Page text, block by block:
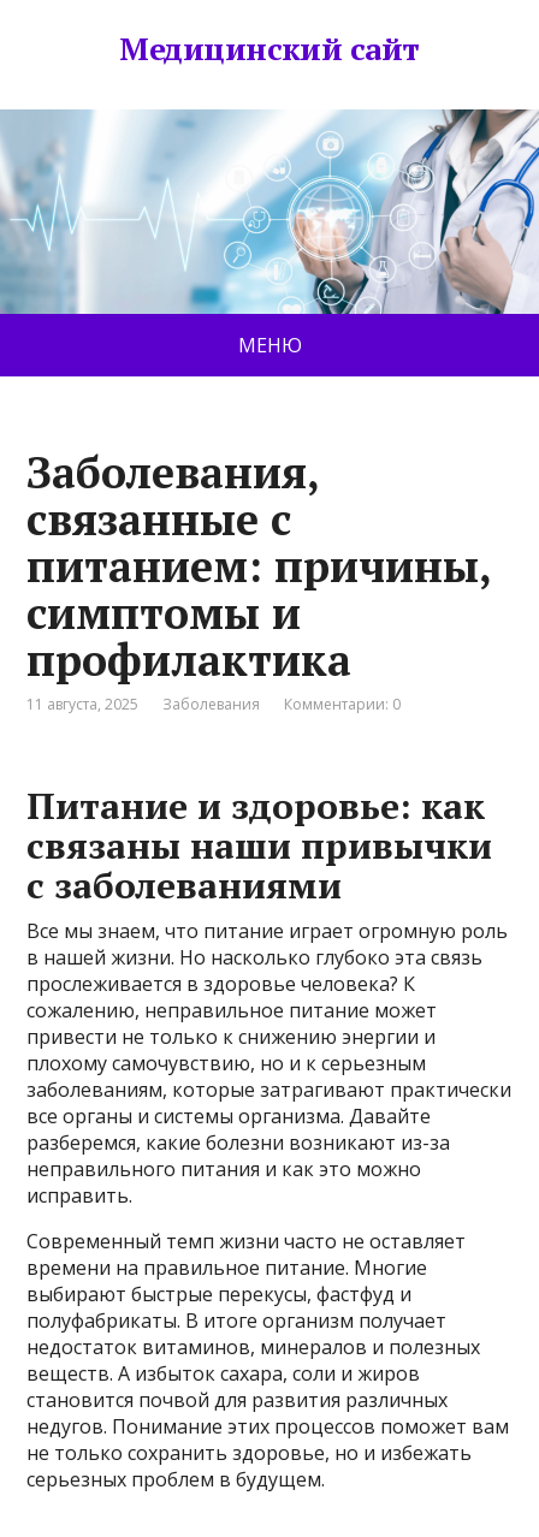
Медицинский сайт
МЕНЮ
Заболевания,
связанные с
питанием: причины,
симптомы и
профилактика
11 августа, 2025 Заболевания Комментарии: 0
Питание и здоровье: как
связаны наши привычки
с заболеваниями
Все мы знаем, что питание играет огромную роль
в нашей жизни. Но насколько глубоко эта связь
прослеживается в здоровье человека? К
сожалению, неправильное питание может
привести не только к снижению энергии и
плохому самочувствию, но и к серьезным
заболеваниям, которые затрагивают практически
все органы и системы организма. Давайте
разберемся, какие болезни возникают из-за
неправильного питания и как это можно
исправить.
Современный темп жизни часто не оставляет
времени на правильное питание. Многие
выбирают быстрые перекусы, фастфуд и
полуфабрикаты. В итоге организм получает
недостаток витаминов, минералов и полезных
веществ. А избыток сахара, соли и жиров
становится почвой для развития различных
недугов. Понимание этих процессов поможет вам
не только сохранить здоровье, но и избежать
серьезных проблем в будущем.